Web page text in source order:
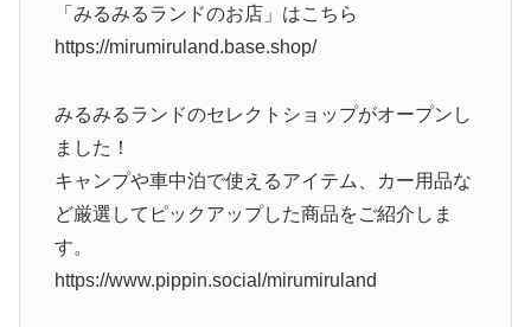
「みるみるランドのお店」はこちら
https://mirumiruland.base.shop/
みるみるランドのセレクトショップがオープンし
ました！
キャンプや車中泊で使えるアイテム、カー用品な
ど厳選してピックアップした商品をご紹介しま
す。
https://www.pippin.social/mirumiruland